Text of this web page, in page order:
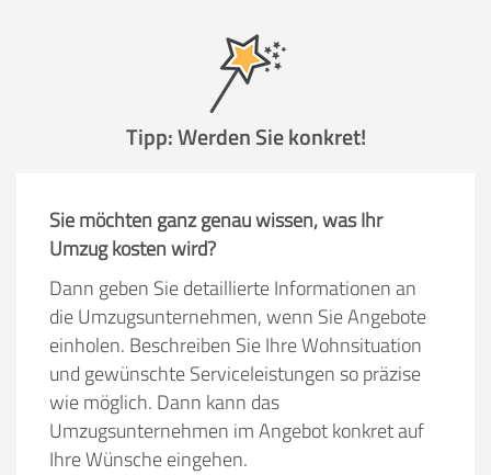
Tipp: Werden Sie konkret!
Sie möchten ganz genau wissen, was Ihr
Umzug kosten wird?
Dann geben Sie detaillierte Informationen an
die Umzugsunternehmen, wenn Sie Angebote
einholen. Beschreiben Sie Ihre Wohnsituation
und gewünschte Serviceleistungen so präzise
wie möglich. Dann kann das
Umzugsunternehmen im Angebot konkret auf
Ihre Wünsche eingehen.